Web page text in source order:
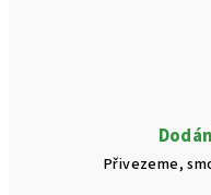
Přivezeme,